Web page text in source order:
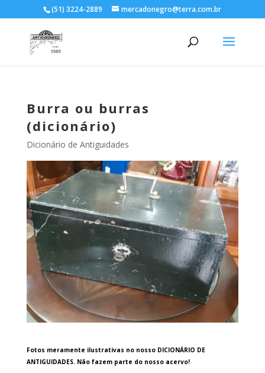
(51) 3224-2889 mercadonegro@terra.com.br
Burra ou burras
(dicionário)
Dicionário de Antiguidades
Fotos meramente ilustrativas no nosso DICIONÁRIO DE
ANTIGUIDADES. Não fazem parte do nosso acervo!